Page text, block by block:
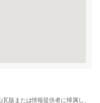
版または情報提供者に帰属し、